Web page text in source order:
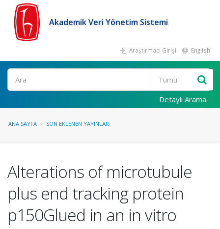
Akademik Veri Yönetim Sistemi
Araştırmacı Girişi English
Ara
Detaylı Arama
ANA SAYFA SON EKLENEN YAYINLAR
Alterations of microtubule
plus end tracking protein
p150Glued in an in vitro